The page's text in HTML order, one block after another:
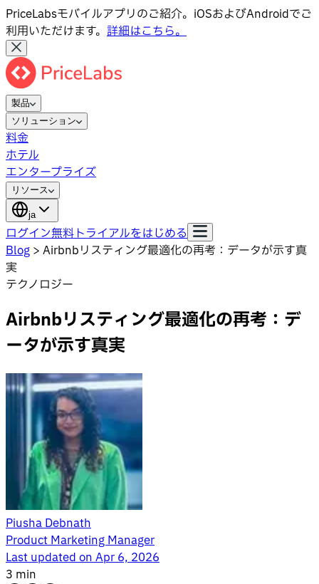
PriceLabsモバイルアプリのご紹介。iOSおよびAndroidでご
利用いただけます。 詳細はこちら。
製品
ソリューション
料金
ホテル
エンタープライズ
リソース
ja
ログイン無料トライアルをはじめる
Blog > Airbnbリスティング最適化の再考：データが示す真
実
テクノロジー
Airbnbリスティング最適化の再考：デ
ータが示す真実
Piusha Debnath
Product Marketing Manager
Last updated onApr 6, 2026
3 min